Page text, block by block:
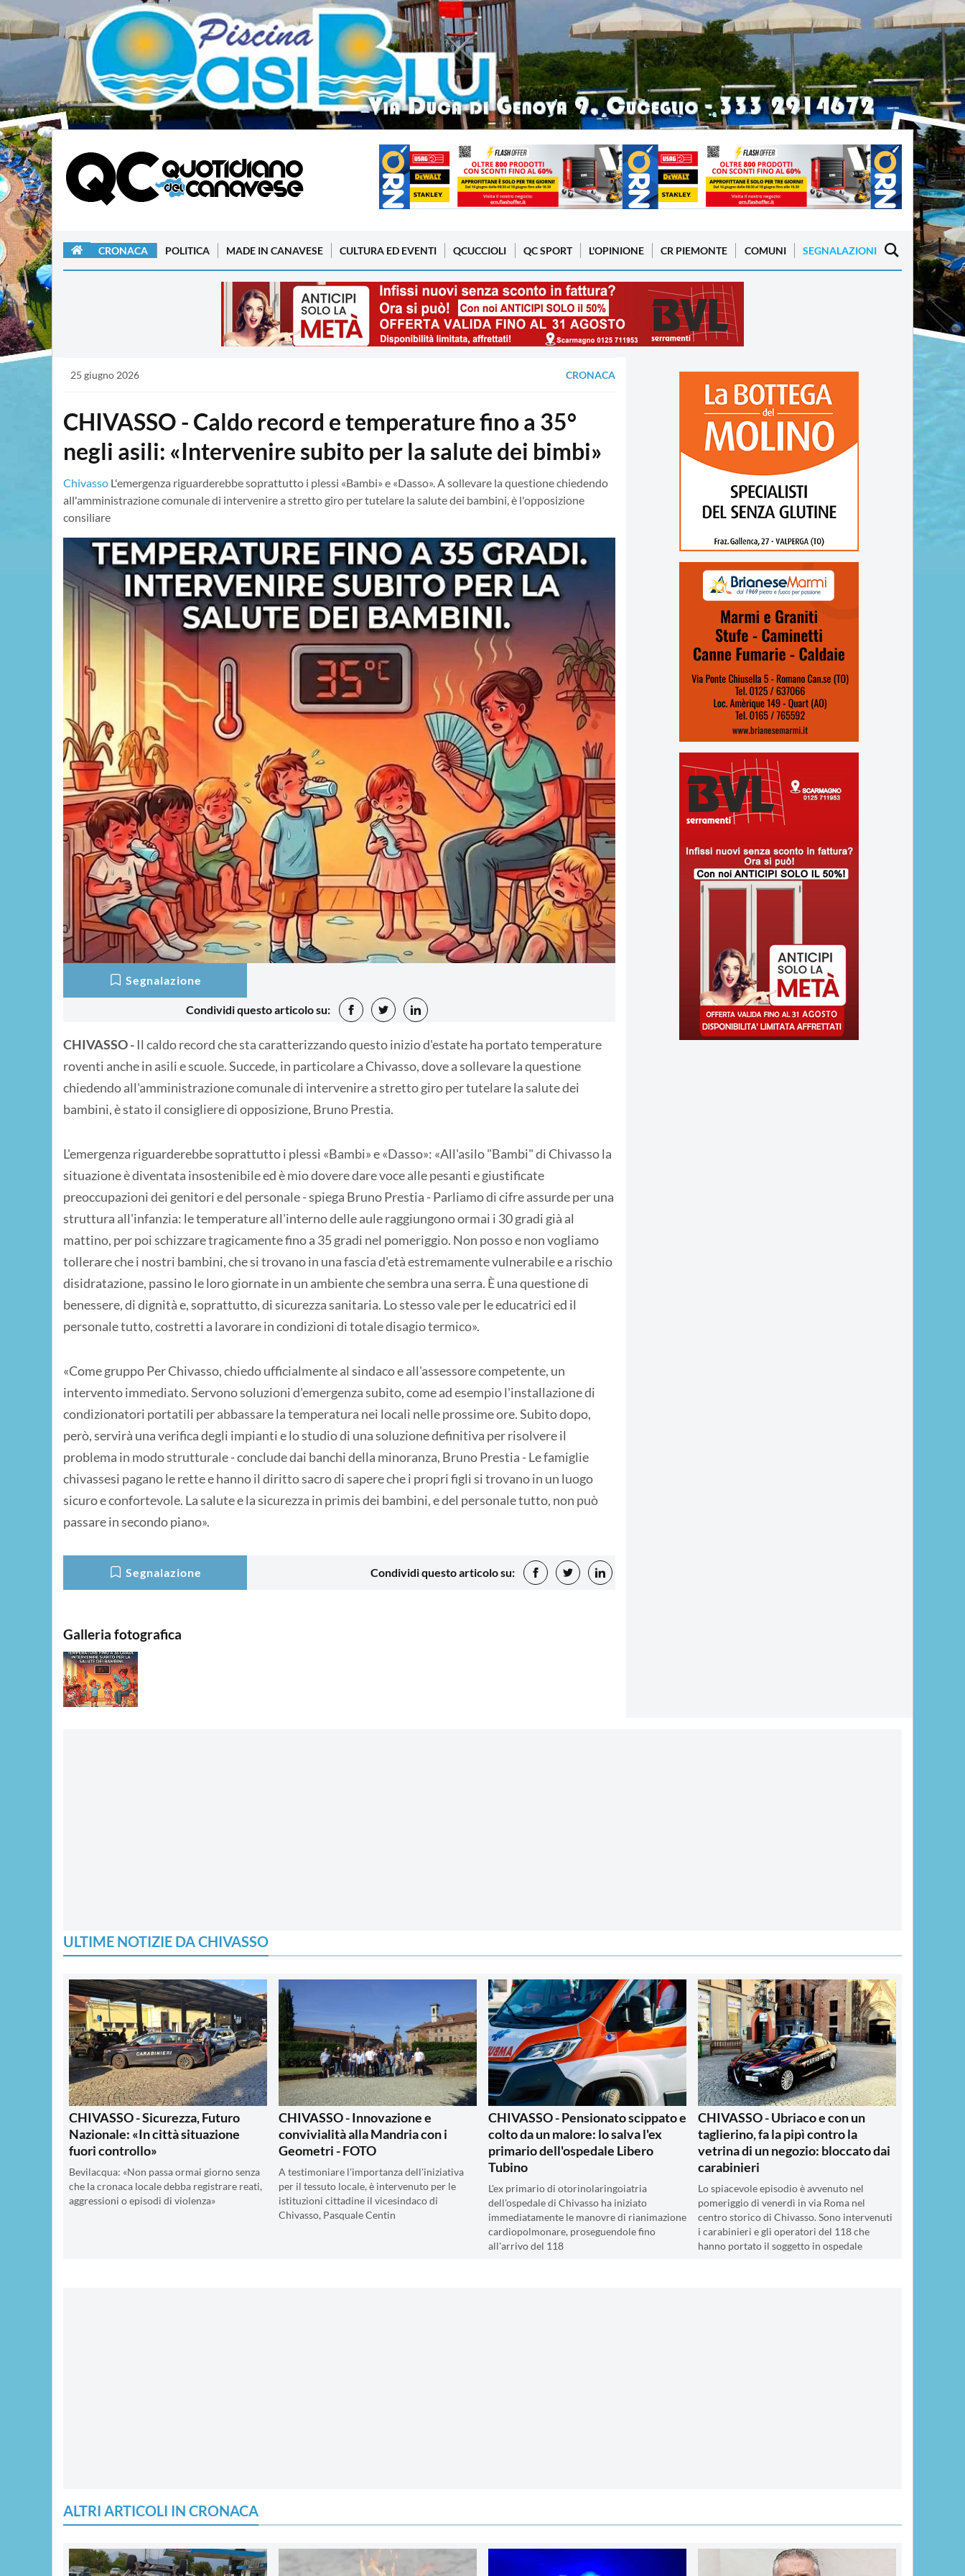
CRONACA POLITICA MADE IN CANAVESE CULTURA ED EVENTI QCUCCIOLI QC SPORT L'OPINIONE CR PIEMONTE COMUNI SEGNALAZIONI
25 giugno 2026 CRONACA
CHIVASSO - Caldo record e temperature fino a 35°
negli asili: «Intervenire subito per la salute dei bimbi»
Chivasso L'emergenza riguarderebbe soprattutto i plessi «Bambi» e «Dasso». A sollevare la questione chiedendo
all'amministrazione comunale di intervenire a stretto giro per tutelare la salute dei bambini, è l'opposizione
consiliare
Segnalazione
Condividi questo articolo su:
CHIVASSO - Il caldo record che sta caratterizzando questo inizio d'estate ha portato temperature
roventi anche in asili e scuole. Succede, in particolare a Chivasso, dove a sollevare la questione
chiedendo all'amministrazione comunale di intervenire a stretto giro per tutelare la salute dei
bambini, è stato il consigliere di opposizione, Bruno Prestia.
L'emergenza riguarderebbe soprattutto i plessi «Bambi» e «Dasso»: «All'asilo "Bambi" di Chivasso la
situazione è diventata insostenibile ed è mio dovere dare voce alle pesanti e giustificate
preoccupazioni dei genitori e del personale - spiega Bruno Prestia - Parliamo di cifre assurde per una
struttura all'infanzia: le temperature all'interno delle aule raggiungono ormai i 30 gradi già al
mattino, per poi schizzare tragicamente fino a 35 gradi nel pomeriggio. Non posso e non vogliamo
tollerare che i nostri bambini, che si trovano in una fascia d'età estremamente vulnerabile e a rischio
disidratazione, passino le loro giornate in un ambiente che sembra una serra. È una questione di
benessere, di dignità e, soprattutto, di sicurezza sanitaria. Lo stesso vale per le educatrici ed il
personale tutto, costretti a lavorare in condizioni di totale disagio termico».
«Come gruppo Per Chivasso, chiedo ufficialmente al sindaco e all'assessore competente, un
intervento immediato. Servono soluzioni d'emergenza subito, come ad esempio l'installazione di
condizionatori portatili per abbassare la temperatura nei locali nelle prossime ore. Subito dopo,
però, servirà una verifica degli impianti e lo studio di una soluzione definitiva per risolvere il
problema in modo strutturale - conclude dai banchi della minoranza, Bruno Prestia - Le famiglie
chivassesi pagano le rette e hanno il diritto sacro di sapere che i propri figli si trovano in un luogo
sicuro e confortevole. La salute e la sicurezza in primis dei bambini, e del personale tutto, non può
passare in secondo piano».
Segnalazione Condividi questo articolo su:
Galleria fotografica
ULTIME NOTIZIE DA CHIVASSO
CHIVASSO - Sicurezza, Futuro
Nazionale: «In città situazione
fuori controllo»
Bevilacqua: «Non passa ormai giorno senza
che la cronaca locale debba registrare reati,
aggressioni o episodi di violenza»
CHIVASSO - Innovazione e
convivialità alla Mandria con i
Geometri - FOTO
A testimoniare l'importanza dell'iniziativa
per il tessuto locale, è intervenuto per le
istituzioni cittadine il vicesindaco di
Chivasso, Pasquale Centin
CHIVASSO - Pensionato scippato e
colto da un malore: lo salva l'ex
primario dell'ospedale Libero
Tubino
L'ex primario di otorinolaringoiatria
dell'ospedale di Chivasso ha iniziato
immediatamente le manovre di rianimazione
cardiopolmonare, proseguendole fino
all'arrivo del 118
CHIVASSO - Ubriaco e con un
taglierino, fa la pipì contro la
vetrina di un negozio: bloccato dai
carabinieri
Lo spiacevole episodio è avvenuto nel
pomeriggio di venerdì in via Roma nel
centro storico di Chivasso. Sono intervenuti
i carabinieri e gli operatori del 118 che
hanno portato il soggetto in ospedale
ALTRI ARTICOLI IN CRONACA